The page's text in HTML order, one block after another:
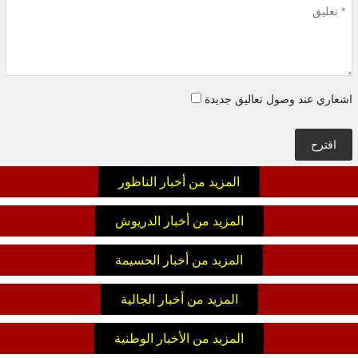
اشعاري عند وصول تعاليق جديدة
اقترح
المزيد من أخبار الناظور
المزيد من أخبار الدريوش
المزيد من أخبار الحسيمة
المزيد من أخبار الجالية
المزيد من الأخبار الوطنية